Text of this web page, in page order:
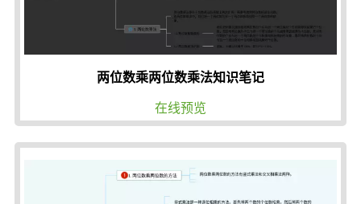
两位数乘两位数乘法知识笔记
在线预览